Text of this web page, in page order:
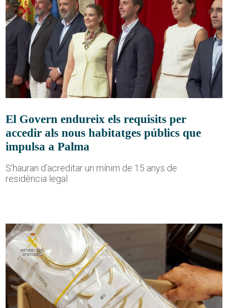
El Govern endureix els requisits per
accedir als nous habitatges públics que
impulsa a Palma
S'hauran d'acreditar un mínim de 15 anys de
residència legal